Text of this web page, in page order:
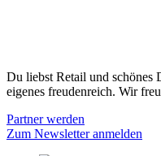
Du liebst Retail und schönes
eigenes freudenreich. Wir
Partner werden
Zum Newsletter anmelden